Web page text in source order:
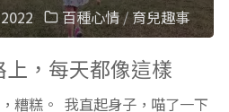
百種心情/ 育兒趣事
，每天都像這樣
糟糕。 我直起身子，喵了一下